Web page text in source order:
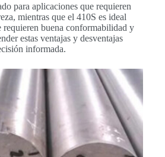
para aplicaciones que requieren
mientras que el 410S es ideal
requieren buena conformabilidad y
estas ventajas y desventajas
informada.